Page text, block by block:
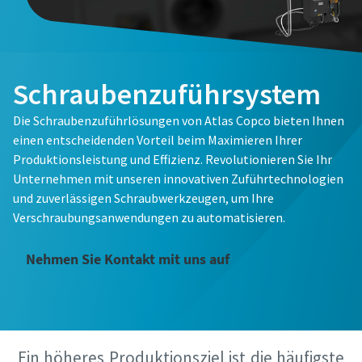
Schraubenzuführsystem
Die Schraubenzuführlösungen von Atlas Copco bieten Ihnen
einen entscheidenden Vorteil beim Maximieren Ihrer
Produktionsleistung und Effizienz. Revolutionieren Sie Ihr
Unternehmen mit unseren innovativen Zuführtechnologien
und zuverlässigen Schraubwerkzeugen, um Ihre
Verschraubungsanwendungen zu automatisieren.
Nehmen Sie Kontakt mit uns auf
Ein höheres Produktionsziel ist die häufigste
Persönliche Angaben
Nachname
E-Mail
Persönliche Angaben
Nachname
E-Mail